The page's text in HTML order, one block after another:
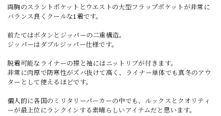
両胸のスラントポケットとウエストの大型フラップポケットが非常に
バランス良くクールな1着です。
前たてはボタンとジッパーの二重構造。
ジッパーはダブルジッパー仕様です。
脱着可能なライナーの襟と袖にはニットリブが付きます。
非常に肉厚で防寒性がズバ抜けて高く、ライナー単体でも真冬のアウ
ターとして使えるほどです。
個人的に各国のミリタリーパーカーの中でも、ルックスとクオリティ
ーが最上位にランクインする素晴らしいアイテムだと思います。